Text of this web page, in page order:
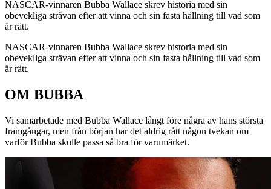
NASCAR-vinnaren Bubba Wallace skrev historia med sin
obevekliga strävan efter att vinna och sin fasta hållning till vad som
är rätt.
NASCAR-vinnaren Bubba Wallace skrev historia med sin
obevekliga strävan efter att vinna och sin fasta hållning till vad som
är rätt.
OM BUBBA
Vi samarbetade med Bubba Wallace långt före några av hans största
framgångar, men från början har det aldrig rått någon tvekan om
varför Bubba skulle passa så bra för varumärket.